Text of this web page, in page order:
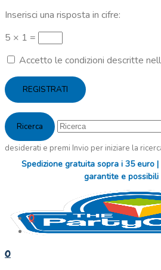
Inserisci una risposta in cifre:
5 × 1 =
Accetto le condizioni descritte
REGISTRATI
desiderati e premi Invio per iniziare la
Spedizione gratuita sopra i 35 euro
garantite e
0
0